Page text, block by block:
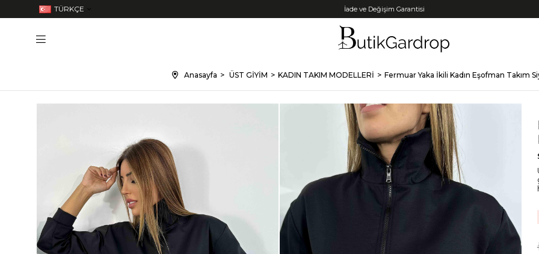
TÜRKÇE Tüm Kredi Kartlarına +12 Taksit İmkanı!
Anasayfa ÜST GİYİM KADIN TAKIM MODELLERİ Fermuar Yaka İkili Kadın Eşofman Takım